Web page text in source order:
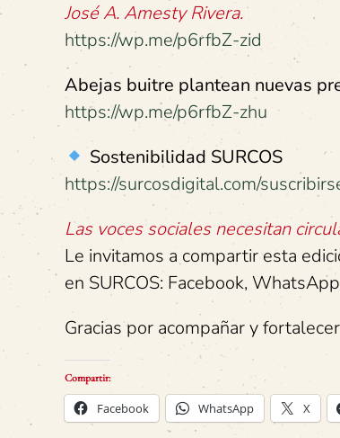
José A. Amesty Rivera.
https://wp.me/p6rfbZ-zid
Abejas buitre plantean nuevas
https://wp.me/p6rfbZ-zhu
Sostenibilidad SURCOS
https://surcosdigital.com/
Las voces sociales necesitan
Le invitamos a compartir esta
en SURCOS: Facebook,
Gracias por acompañar y
Compartir:
Facebook WhatsApp X